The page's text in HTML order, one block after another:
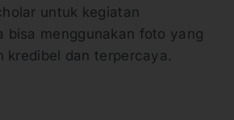
untuk kegiatan
bisa menggunakan foto yang
kredibel dan terpercaya.